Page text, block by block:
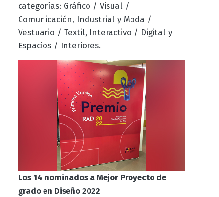
categorías: Gráfico / Visual /
Comunicación, Industrial y Moda /
Vestuario / Textil, Interactivo / Digital y
Espacios / Interiores.
Los 14 nominados a Mejor Proyecto de
grado en Diseño 2022